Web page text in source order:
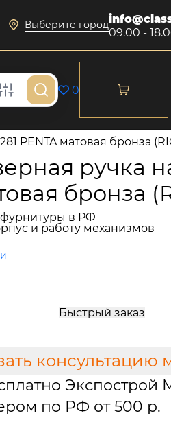
Выберите город
09.00 -
0
PENTA матовая бронза
ручка
бронза
в РФ
и работу механизмов
Быстрый заказ
консультацию
Экспострой
по РФ от 500 р.